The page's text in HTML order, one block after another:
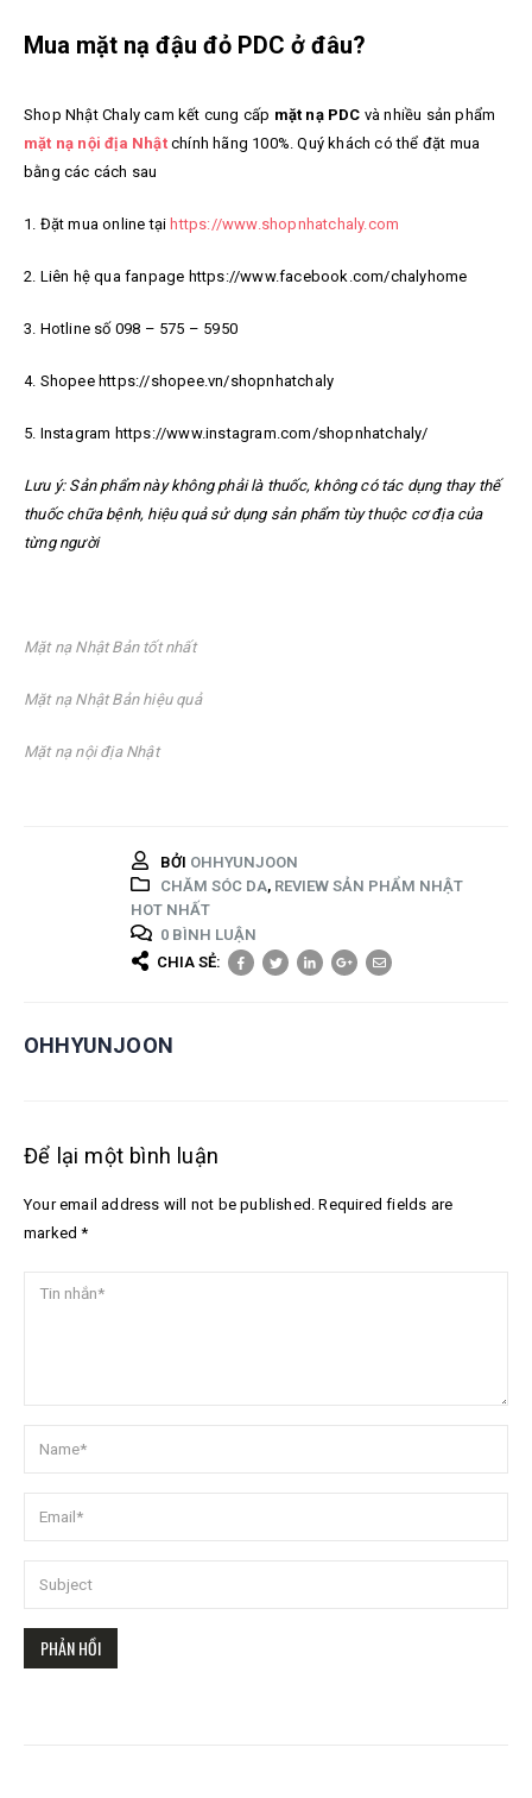
Mua mặt nạ đậu đỏ PDC ở đâu?
Shop Nhật Chaly cam kết cung cấp mặt nạ PDC và nhiều sản phẩm
mặt nạ nội địa Nhậtchính hãng 100%. Quý khách có thể đặt mua
bằng các cách sau
1. Đặt mua online tại https://www.shopnhatchaly.com
2. Liên hệ qua fanpage https://www.facebook.com/chalyhome
3. Hotline số 098 – 575 – 5950
4. Shopee https://shopee.vn/shopnhatchaly
5. Instagram https://www.instagram.com/shopnhatchaly/
Lưu ý: Sản phẩm này không phải là thuốc, không có tác dụng thay thế
thuốc chữa bệnh, hiệu quả sử dụng sản phẩm tùy thuộc cơ địa của
từng người
Mặt nạ Nhật Bản tốt nhất
Mặt nạ Nhật Bản hiệu quả
Mặt nạ nội địa Nhật
BỞI OHHYUNJOON
CHĂM SÓC DA, REVIEW SẢN PHẨM NHẬT
HOT NHẤT
0 BÌNH LUẬN
CHIA SẺ:
OHHYUNJOON
Để lại một bình luận
Your email address will not be published. Required fields are
marked *